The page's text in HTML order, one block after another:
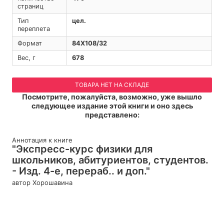
страниц
Тип
переплета
цел.
Формат
84Х108/32
Вес, г
678
ТОВАРА НЕТ НА СКЛАДЕ
Посмотрите, пожалуйста, возможно, уже вышло
следующее издание этой книги и оно здесь
представлено:
Аннотация к книге
"Экспресс-курс физики для
школьников, абитуриентов, студентов.
- Изд. 4-е, перераб.. и доп."
автор Хорошавина